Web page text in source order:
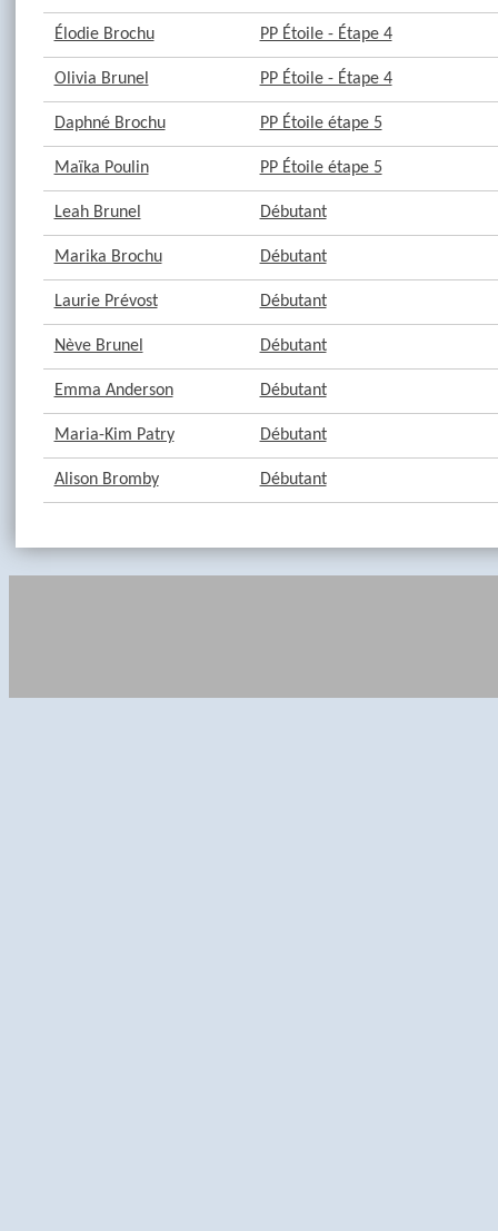
Élodie Brochu PP Étoile - Étape 4
Olivia Brunel PP Étoile - Étape 4
Daphné Brochu PP Étoile étape 5
Maïka Poulin PP Étoile étape 5
Leah Brunel Débutant
Marika Brochu Débutant
Laurie Prévost Débutant
Nève Brunel Débutant
Emma Anderson Débutant
Maria-Kim Patry Débutant
Alison Bromby Débutant